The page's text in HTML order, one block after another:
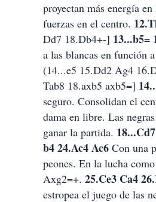
proyectan más energía
fuerzas en el centro.
Dd7 18.Db4+-] 13...b5=
a las blancas en función
(14...e5 15.Dd2 Ag4
Tab8 18.axb5 axb5=]
seguro. Consolidan el
dama en libre. Las
ganar la partida.
b4 24.Ac4 Ac6 Con una
peones. En la lucha
Axg2=+. 25.Ce3 Ca4
estropea el juego de las